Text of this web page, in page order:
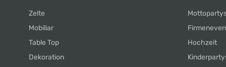
Zelte
Mobiliar
Table Top
Dekoration
Hochzeit